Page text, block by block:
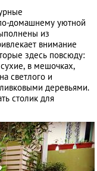
домашнему уютной
из
внимание
здесь повсюду:
в мешочках,
светлого и
деревьями.
столик для